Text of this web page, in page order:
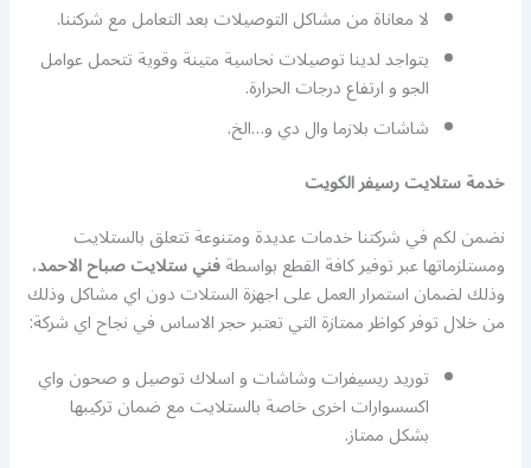
لا معاناة من مشاكل التوصيلات بعد التعامل مع شركتنا.
يتواجد لدينا توصيلات نحاسية متينة وقوية تتحمل عوامل
الجو و ارتفاع درجات الحرارة.
شاشات بلازما وال دي و…الخ.
خدمة ستلايت رسيفر الكويت
نضمن لكم في شركتنا خدمات عديدة ومتنوعة تتعلق بالستلايت
ومستلزماتها عبر توفير كافة القطع بواسطةفني ستلايت صباح الاحمد،
وذلك لضمان استمرار العمل على اجهزة الستلات دون اي مشاكل وذلك
من خلال توفر كواظر ممتازة التي تعتبر حجر الاساس في نجاح اي شركة:
توريد ريسيفرات وشاشات و اسلاك توصيل و صحون واي
اكسسوارات اخرى خاصة بالستلايت مع ضمان تركيبها
بشكل ممتاز.